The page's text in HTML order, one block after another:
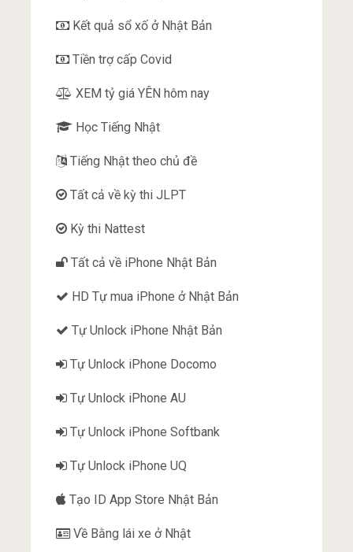
Kết quả sổ xố ở Nhật Bản
Tiền trợ cấp Covid
XEM tỷ giá YÊN hôm nay
Học Tiếng Nhật
Tiếng Nhật theo chủ đề
Tất cả về kỳ thi JLPT
Kỳ thi Nattest
Tất cả về iPhone Nhật Bản
HD Tự mua iPhone ở Nhật Bản
Tự Unlock iPhone Nhật Bản
Tự Unlock iPhone Docomo
Tự Unlock iPhone AU
Tự Unlock iPhone Softbank
Tự Unlock iPhone UQ
Tạo ID App Store Nhật Bản
Về Bằng lái xe ở Nhật